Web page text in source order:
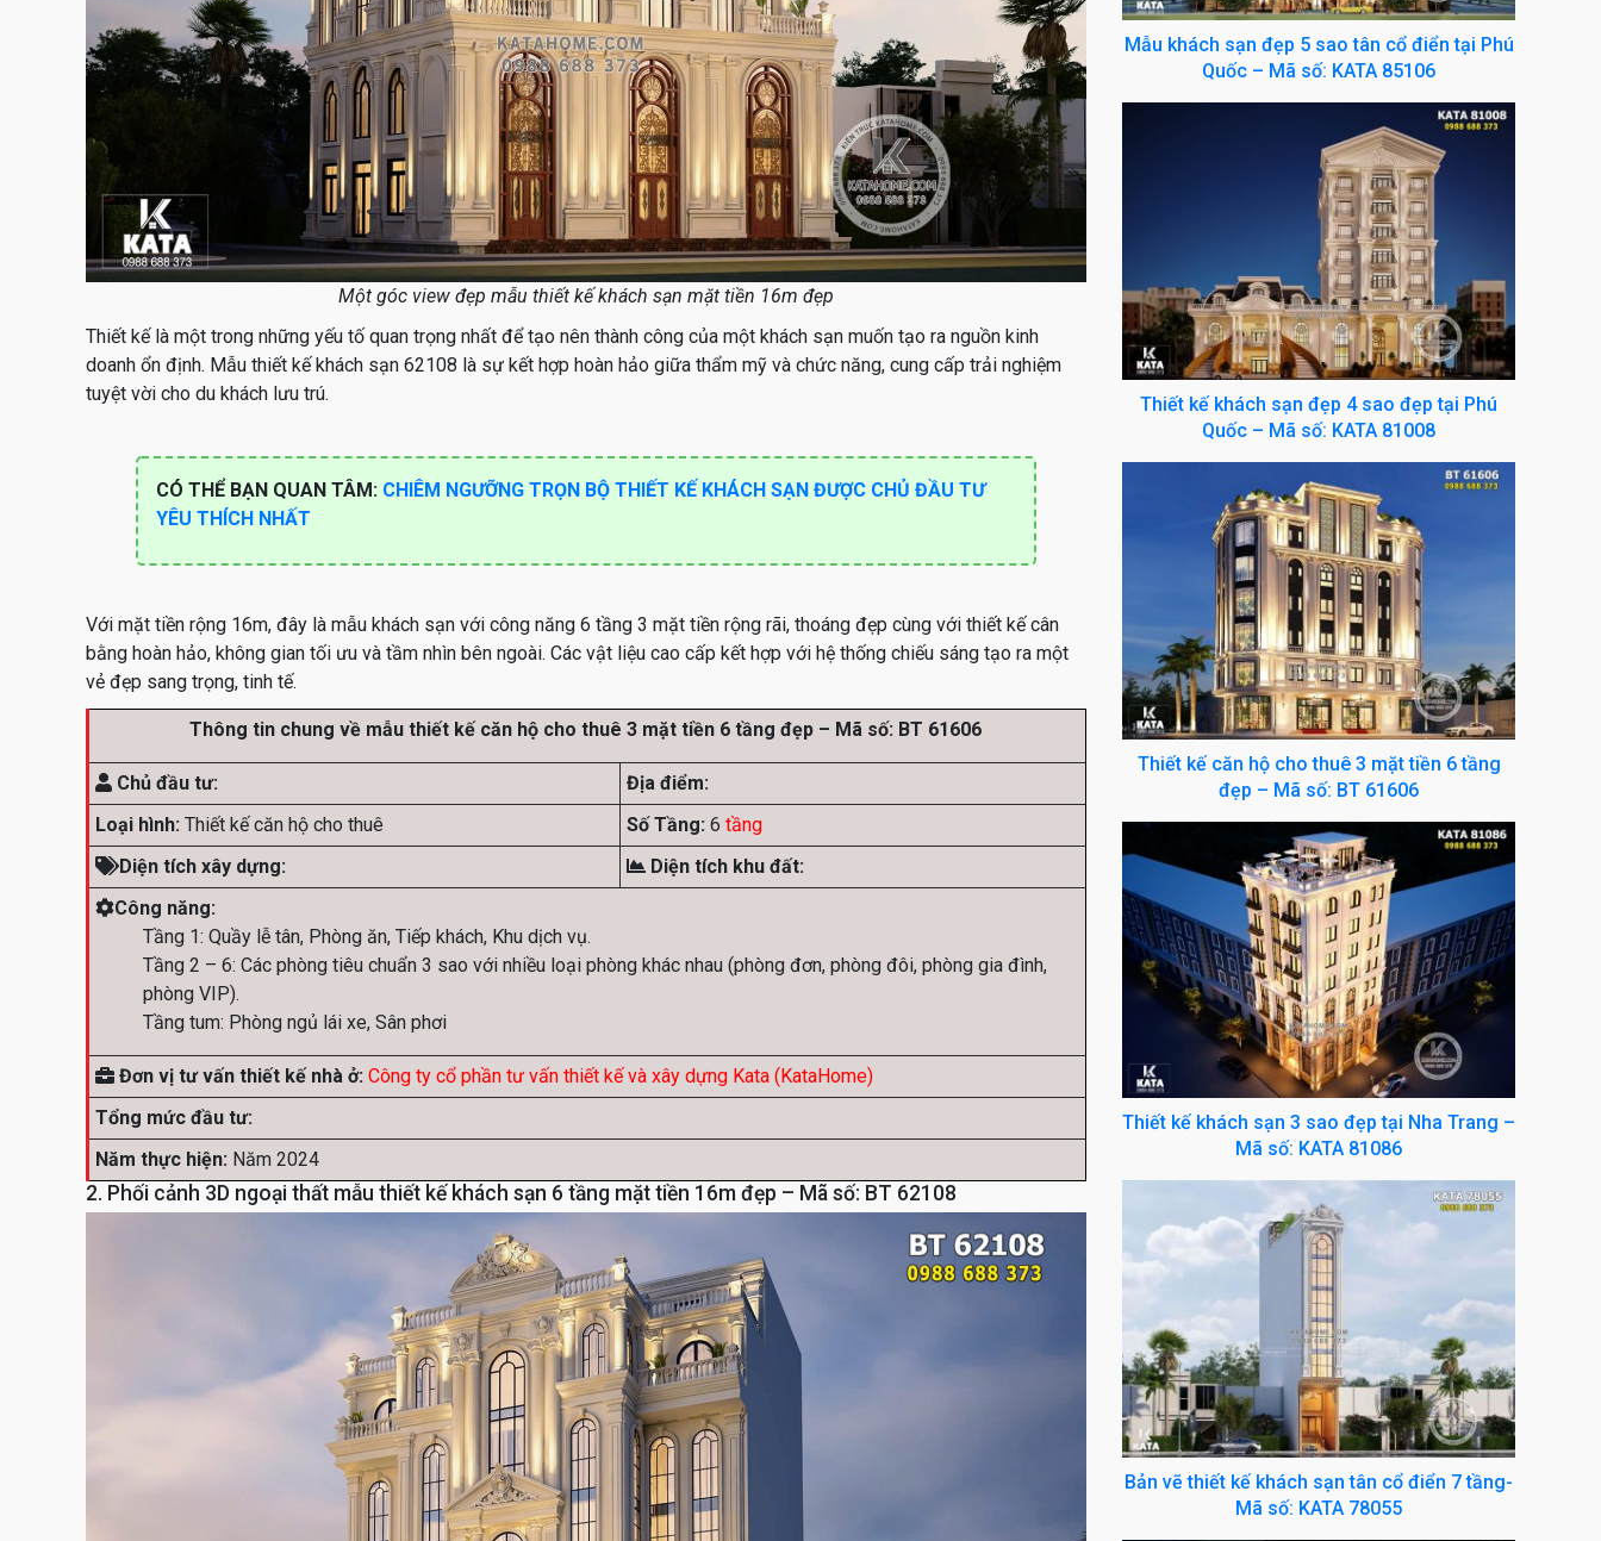
Một góc view đẹp mẫu thiết kế khách sạn mặt tiền 16m đẹp
Thiết kế là một trong những yếu tố quan trọng nhất để tạo nên thành công của một khách sạn muốn tạo ra nguồn kinh
doanh ổn định. Mẫu thiết kế khách sạn 62108 là sự kết hợp hoàn hảo giữa thẩm mỹ và chức năng, cung cấp trải nghiệm
tuyệt vời cho du khách lưu trú.
CÓ THỂ BẠN QUAN TÂM: CHIÊM NGƯỠNG TRỌN BỘ THIẾT KẾ KHÁCH SẠN ĐƯỢC CHỦ ĐẦU TƯ
YÊU THÍCH NHẤT
Với mặt tiền rộng 16m, đây là mẫu khách sạn với công năng 6 tầng 3 mặt tiền rộng rãi, thoáng đẹp cùng với thiết kế cân
bằng hoàn hảo, không gian tối ưu và tầm nhìn bên ngoài. Các vật liệu cao cấp kết hợp với hệ thống chiếu sáng tạo ra một
vẻ đẹp sang trọng, tinh tế.
Thông tin chung về mẫuthiết kế căn hộ cho thuê 3 mặt tiền 6 tầng đẹp – Mã số: BT 61606
Chủ đầu tư:
Địa điểm:
Loại hình: Thiết kế căn hộ cho thuê Số Tầng: 6 tầng
Diện tích xây dựng:
Diện tích khu đất:
Công năng:
Tầng 1: Quầy lễ tân, Phòng ăn, Tiếp khách, Khu dịch vụ.
Tầng 2 – 6: Các phòng tiêu chuẩn 3 sao với nhiều loại phòng khác nhau (phòng đơn, phòng đôi, phòng gia đình,
phòng VIP).
Tầng tum: Phòng ngủ lái xe, Sân phơi
Đơn vị tư vấn thiết kế nhà ở: Công ty cổ phần tư vấn thiết kế và xây dựng Kata (KataHome)
Tổng mức đầu tư:
Năm thực hiện: Năm 2024
2. Phối cảnh 3D ngoại thất mẫu thiết kế khách sạn 6 tầng mặt tiền 16m đẹp – Mã số: BT 62108
Mẫu khách sạn đẹp 5 sao tân cổ điển tại Phú
Quốc – Mã số: KATA 85106
Thiết kế khách sạn đẹp 4 sao đẹp tại Phú
Quốc – Mã số: KATA 81008
Thiết kế căn hộ cho thuê 3 mặt tiền 6 tầng
đẹp – Mã số: BT 61606
Thiết kế khách sạn 3 sao đẹp tại Nha Trang –
Mã số: KATA 81086
Bản vẽ thiết kế khách sạn tân cổ điển 7 tầng-
Mã số: KATA 78055